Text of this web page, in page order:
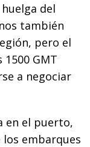
del
también
pero el
GMT
a negociar
en el puerto,
embarques